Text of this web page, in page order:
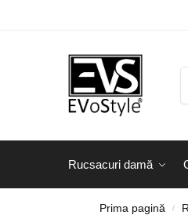
Rucsacuri damă
Prima pagină /